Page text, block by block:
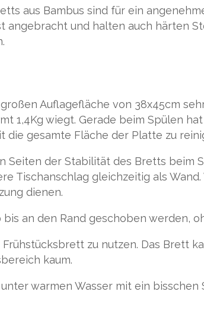
aus Bambus sind für ein
angebracht und halten auch härten
Auflagefläche von 38x45cm
1,4Kg wiegt. Gerade beim Spülen
die gesamte Fläche der Platte zu
Seiten der Stabilität des Bretts beim
Tischanschlag gleichzeitig als
dienen.
an den Rand geschoben werden,
zu nutzen. Das Brett
kaum.
warmen Wasser mit ein bisschen